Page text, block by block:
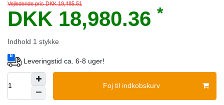
Vejledende pris DKK 19,485.51
DKK 18,980.36 *
Indhold 1 stykke
Leveringstid ca. 6-8 uger!
Foj til indkobskurv